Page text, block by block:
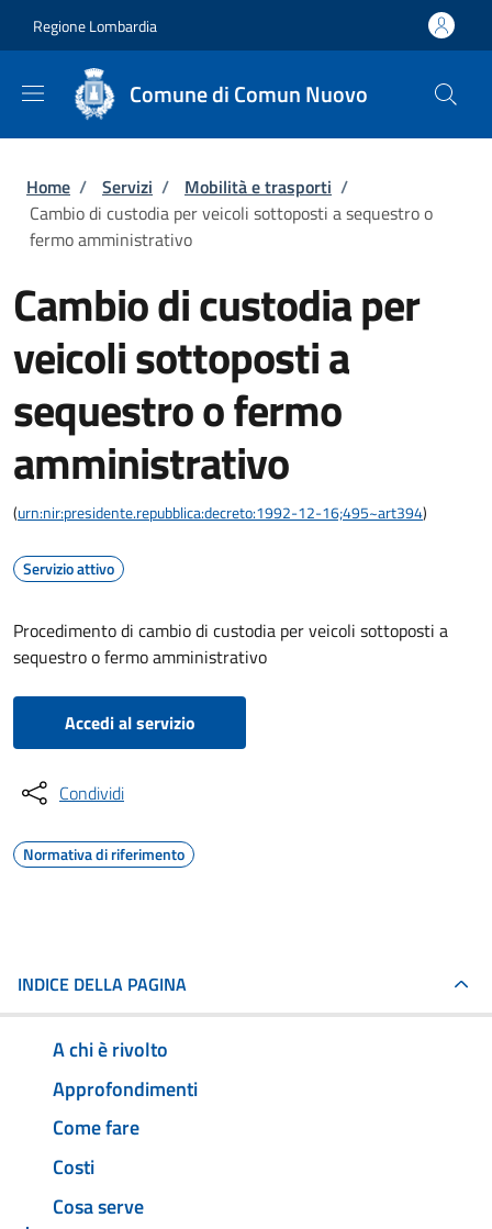
Regione Lombardia
Comune di Comun Nuovo
Briciole di pane
Home / Servizi / Mobilità e trasporti /
Cambio di custodia per veicoli sottoposti a sequestro o
fermo amministrativo
Cambio di custodia per
veicoli sottoposti a
sequestro o fermo
amministrativo
(urn:nir:presidente.repubblica:decreto:1992-12-16;495~art394)
Servizio attivo
Procedimento di cambio di custodia per veicoli sottoposti a
sequestro o fermo amministrativo
Accedi al servizio
Condividi
Normativa di riferimento
INDICE DELLA PAGINA
A chi è rivolto
Approfondimenti
Come fare
Costi
Cosa serve